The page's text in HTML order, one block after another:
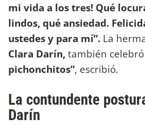
mi vida a los tres! Qué
lindos, qué ansiedad.
ustedes y para mí”. La
Clara Darín,también
pichonchitos”, escribió.
La contundente
Darín